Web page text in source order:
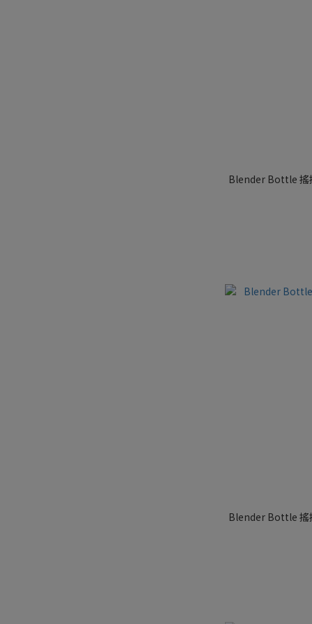
Blender Bottle 搖
Blender Bottle 搖